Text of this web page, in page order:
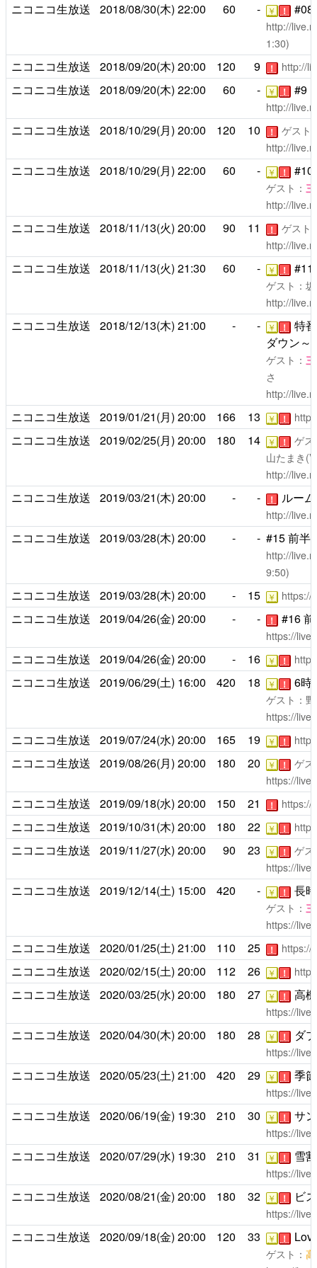
ニコニコ生放送 2018/08/30(木) 22:00 60 - ￥ ！ #08
http://
1:30)
ニコニコ生放送 2018/09/20(木) 20:00 120 9 ！ http://
ニコニコ生放送 2018/09/20(木) 22:00 60 - ￥ ！ #9
http://
ニコニコ生放送 2018/10/29(月) 20:00 120 10 ！
ゲスト
http://
ニコニコ生放送 2018/10/29(月) 22:00 60 - ￥ ！ #10
ゲスト：
http://
ニコニコ生放送 2018/11/13(火) 20:00 90 11 ！
ゲスト
http://
ニコニコ生放送 2018/11/13(火) 21:30 60 - ￥ ！ #11
ゲスト：
http://
ニコニコ生放送 2018/12/13(木) 21:00 - - ￥ ！
特
ダウン～
ゲスト：
さ
http://
ニコニコ生放送 2019/01/21(月) 20:00 166 13 ￥ ！
ニコニコ生放送 2019/02/25(月) 20:00 180 14 ￥ ！
ゲス
山たまき
http://
ニコニコ生放送 2019/03/21(木) 20:00 - - ！ ルー
http://
ニコニコ生放送 2019/03/28(木) 20:00 - - #15 前半
http://
9:50)
ニコニコ生放送 2019/03/28(木) 20:00 - 15 ￥ https://
ニコニコ生放送 2019/04/26(金) 20:00 - - ！ #16
https://
ニコニコ生放送 2019/04/26(金) 20:00 - 16 ￥ ！
ニコニコ生放送 2019/06/29(土) 16:00 420 18 ￥ ！ 6時
ゲスト：
https://
ニコニコ生放送 2019/07/24(水) 20:00 165 19 ￥ ！
ニコニコ生放送 2019/08/26(月) 20:00 180 20 ￥ ！
ゲス
https://
ニコニコ生放送 2019/09/18(水) 20:00 150 21 ！ https://
ニコニコ生放送 2019/10/31(木) 20:00 180 22 ￥ ！
ニコニコ生放送 2019/11/27(水) 20:00 90 23 ￥ ！
ゲス
https://
ニコニコ生放送 2019/12/14(土) 15:00 420 - ￥ ！ 長
ゲスト：
https://
ニコニコ生放送 2020/01/25(土) 21:00 110 25 ！ https://
ニコニコ生放送 2020/02/15(土) 20:00 112 26 ￥ ！
ニコニコ生放送 2020/03/25(水) 20:00 180 27 ￥ ！ 高
https://
ニコニコ生放送 2020/04/30(木) 20:00 180 28 ￥ ！ ダ
https://
ニコニコ生放送 2020/05/23(土) 21:00 420 29 ￥ ！ 季
https://
ニコニコ生放送 2020/06/19(金) 19:30 210 30 ￥ ！ サ
https://
ニコニコ生放送 2020/07/29(水) 19:30 210 31 ￥ ！ 雪
https://
ニコニコ生放送 2020/08/21(金) 20:00 180 32 ￥ ！ ビ
https://
ニコニコ生放送 2020/09/18(金) 20:00 120 33 ￥ ！
ゲスト：